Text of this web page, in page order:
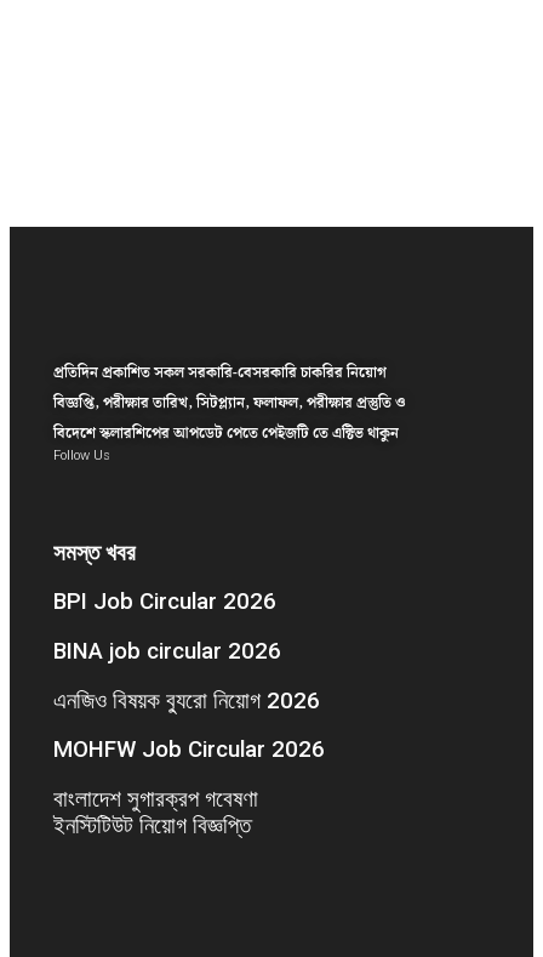
প্রতিদিন প্রকাশিত সকল সরকারি-বেসরকারি চাকরির নিয়োগ
বিজ্ঞপ্তি, পরীক্ষার তারিখ, সিটপ্ল্যান, ফলাফল, পরীক্ষার প্রস্তুতি ও
বিদেশে স্কলারশিপের আপডেট পেতে পেইজটি তে এক্টিভ থাকুন
Follow Us
সমস্ত খবর
BPI Job Circular 2026
BINA job circular 2026
এনজিও বিষয়ক ব্যুরো নিয়োগ 2026
MOHFW Job Circular 2026
বাংলাদেশ সুগারক্রপ গবেষণা
ইনস্টিটিউট নিয়োগ বিজ্ঞপ্তি